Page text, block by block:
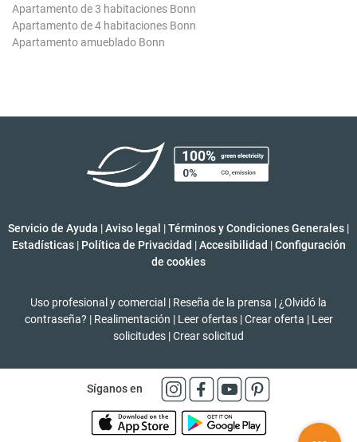
Apartamento de 3 habitaciones Bonn
Apartamento de 4 habitaciones Bonn
Apartamento amueblado Bonn
Servicio de Ayuda |Aviso legal |Términos y Condiciones Generales |
Estadísticas | Política de Privacidad | Accesibilidad | Configuración
de cookies
Uso profesional y comercial | Reseña de la prensa | ¿Olvidó la
contraseña? | Realimentación | Leer ofertas | Crear oferta | Leer
solicitudes |Crear solicitud
Síganos en